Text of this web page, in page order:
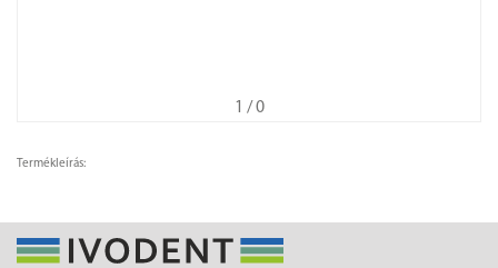
1 / 0
Termékleírás: